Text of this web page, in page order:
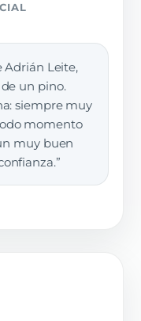
Adrián Leite,
un pino.
siempre muy
momento
muy buen